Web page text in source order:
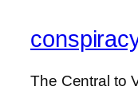
The Central to